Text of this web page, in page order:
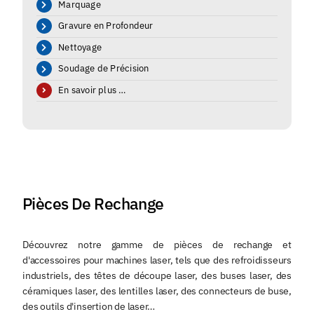
Marquage
Gravure en Profondeur
Nettoyage
Soudage de Précision
En savoir plus …
Pièces De Rechange
Découvrez notre gamme de pièces de rechange et
d'accessoires pour machines laser, tels que des refroidisseurs
industriels, des têtes de découpe laser, des buses laser, des
céramiques laser, des lentilles laser, des connecteurs de buse,
des outils d'insertion de laser…